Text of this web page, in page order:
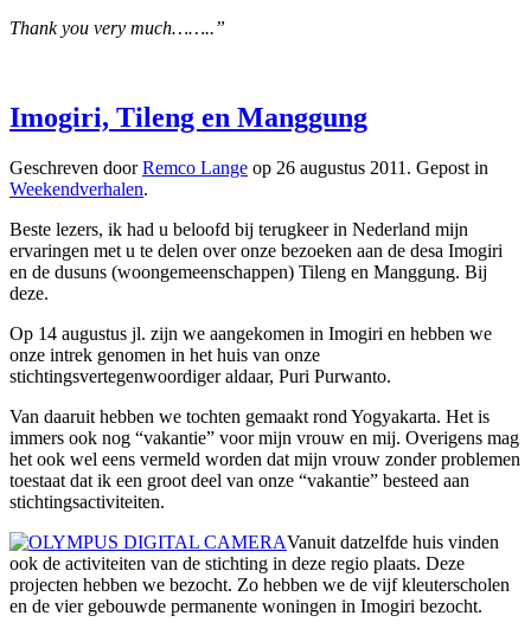
Thank you very much……..”
Imogiri, Tileng en Manggung
Geschreven doorRemco Lange op 26 augustus 2011 . Gepost in
Weekendverhalen.
Beste lezers, ik had u beloofd bij terugkeer in Nederland mijn
ervaringen met u te delen over onze bezoeken aan de desa Imogiri
en de dusuns (woongemeenschappen) Tileng en Manggung. Bij
deze.
Op 14 augustus jl. zijn we aangekomen in Imogiri en hebben we
onze intrek genomen in het huis van onze
stichtingsvertegenwoordiger aldaar, Puri Purwanto.
Van daaruit hebben we tochten gemaakt rond Yogyakarta. Het is
immers ook nog “vakantie” voor mijn vrouw en mij. Overigens mag
het ook wel eens vermeld worden dat mijn vrouw zonder problemen
toestaat dat ik een groot deel van onze “vakantie” besteed aan
stichtingsactiviteiten.
Vanuit datzelfde huis vinden
ook de activiteiten van de stichting in deze regio plaats. Deze
projecten hebben we bezocht. Zo hebben we de vijf kleuterscholen
en de vier gebouwde permanente woningen in Imogiri bezocht.